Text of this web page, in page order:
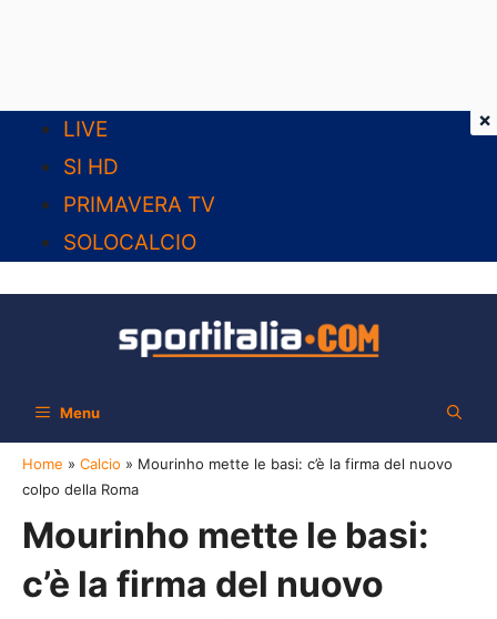
contenuto
LIVE
SI HD
PRIMAVERA TV
SOLOCALCIO
Menu
Home » Calcio » Mourinho mette le basi: c’è la firma del nuovo
colpo della Roma
Mourinho mette le basi:
c’è la firma del nuovo
×